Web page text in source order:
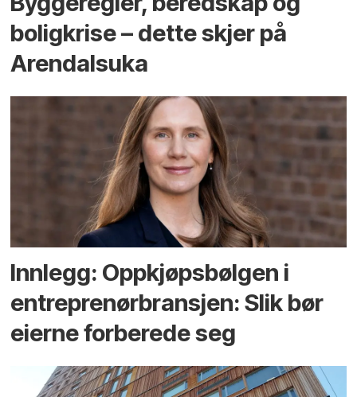
bolig­krise – dette skjer på
Arendals­uka
Innlegg: Oppkjøps­bølgen i
entreprenør­bransjen: Slik bør
eierne forberede seg